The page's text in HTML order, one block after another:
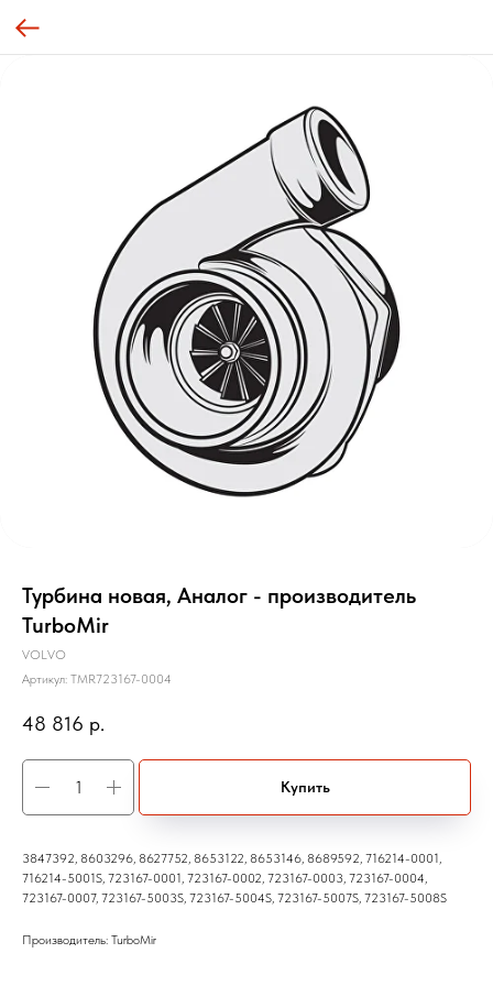
Турбина новая, Аналог - производитель
TurboMir
VOLVO
Артикул: TMR723167-0004
48 816 р.
Купить
3847392, 8603296, 8627752, 8653122, 8653146, 8689592, 716214-0001,
716214-5001S, 723167-0001, 723167-0002, 723167-0003, 723167-0004,
723167-0007, 723167-5003S, 723167-5004S, 723167-5007S, 723167-5008S
Производитель: TurboMir